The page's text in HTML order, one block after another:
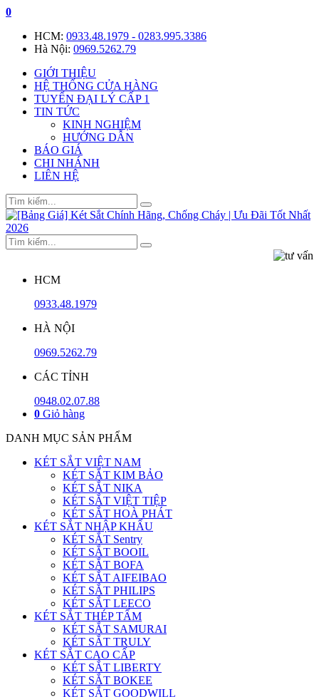
0
HCM: 0933.48.1979 - 0283.995.3386
Hà Nội: 0969.5262.79
GIỚI THIỆU
HỆ THỐNG CỬA HÀNG
TUYỂN ĐẠI LÝ CẤP 1
TIN TỨC
KINH NGHIỆM
HƯỚNG DẪN
BÁO GIÁ
CHI NHÁNH
LIÊN HỆ
HCM
0933.48.1979
HÀ NỘI
0969.5262.79
CÁC TỈNH
0948.02.07.88
0 Giỏ hàng
DANH MỤC SẢN PHẨM
KÉT SẮT VIỆT NAM
KÉT SẮT KIM BẢO
KÉT SẮT NIKA
KÉT SẮT VIỆT TIỆP
KÉT SẮT HOÀ PHÁT
KÉT SẮT NHẬP KHẨU
KÉT SẮT Sentry
KÉT SẮT BOOIL
KÉT SẮT BOFA
KÉT SẮT AIFEIBAO
KÉT SẮT PHILIPS
KÉT SẮT LEECO
KÉT SẮT THÉP TẤM
KÉT SẮT SAMURAI
KÉT SẮT TRULY
KÉT SẮT CAO CẤP
KÉT SẮT LIBERTY
KÉT SẮT BOKEE
KÉT SẮT GOODWILL